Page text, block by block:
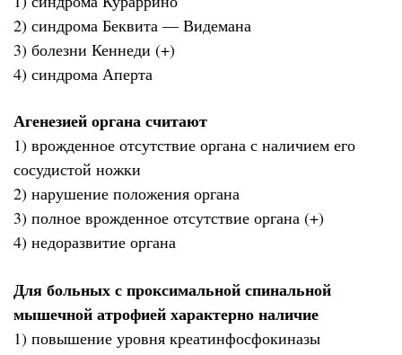
2) синдрома Беквита — Видемана
3) болезни Кеннеди (+)
4) синдрома Аперта
Агенезией органа считают
1) врожденное отсутствие органа с наличием его
сосудистой ножки
2) нарушение положения органа
3) полное врожденное отсутствие органа (+)
4) недоразвитие органа
Для больных с проксимальной спинальной
мышечной атрофией характерно наличие
1) повышение уровня креатинфосфокиназы